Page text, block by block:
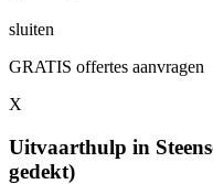
sluiten
GRATIS offertes aanvragen
X
Uitvaarthulp in
gedekt)